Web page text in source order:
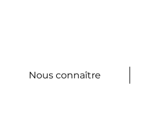
Nous connaître